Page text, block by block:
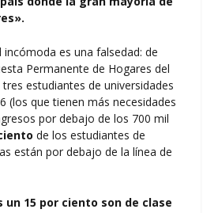
incómoda es una falsedad: de
Permanente de Hogares del
estudiantes de universidades
(los que tienen más necesidades
por debajo de los 700 mil
de los estudiantes de
están por debajo de la línea de
un 15 por ciento son de clase